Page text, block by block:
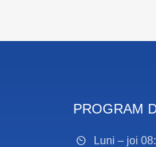
PROGRAM
Luni – joi